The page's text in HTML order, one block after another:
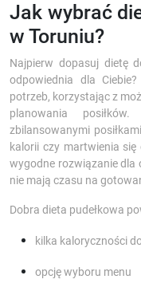
Jak wybrać
w Toruniu?
Najpierw dopasuj dietę
odpowiednia dla
potrzeb, korzystając z
planowania
zbilansowanymi
kalorii czy martwienia
wygodne rozwiązanie dla
nie mają czasu na
Dobra dieta pudełkowa
kilka kaloryczności
opcję wyboru menu